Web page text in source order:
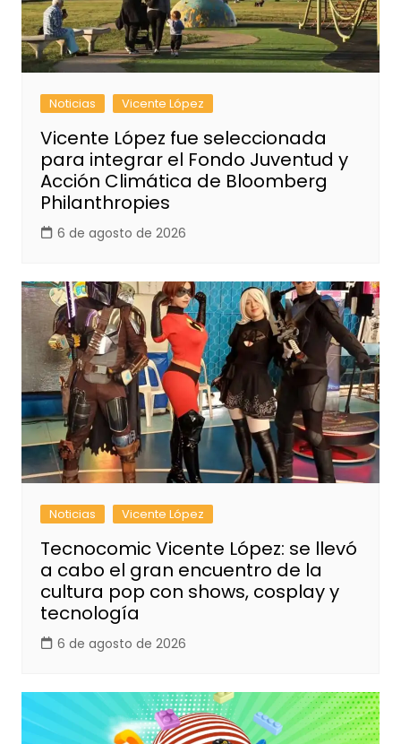
Noticias Vicente López
Vicente López fue seleccionada
para integrar el Fondo Juventud y
Acción Climática de Bloomberg
Philanthropies
6 de agosto de 2026
Noticias Vicente López
Tecnocomic Vicente López: se llevó
a cabo el gran encuentro de la
cultura pop con shows, cosplay y
tecnología
6 de agosto de 2026